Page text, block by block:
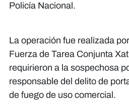
Policía Nacional.
La operación fue realizada
Fuerza de Tarea Conjunta
requirieron a la sospechosa
responsable del delito de
de fuego de uso comercial.